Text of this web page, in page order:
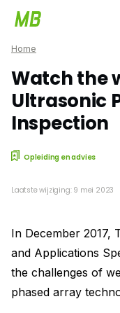
Home
Watch the
Ultrasonic
Inspection
Opleiding en advies
Laatste wijziging: 9 mei 2023
In December 2017,
and Applications
the challenges of
phased array